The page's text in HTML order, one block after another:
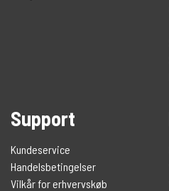
Support
Kundeservice
Handelsbetingelser
Vilkår for erhvervskøb